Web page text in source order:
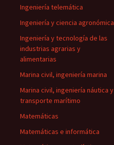
Ingeniería telemática
Ingeniería y ciencia agronómica
Ingeniería y tecnología de las
industrias agrarias y
alimentarias
Marina civil, ingeniería marina
Marina civil, ingeniería náutica y
transporte marítimo
Matemáticas
Matemáticas e informática